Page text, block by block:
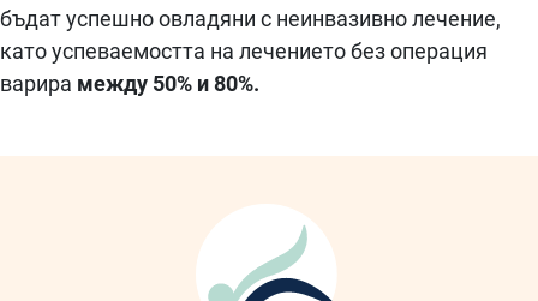
бъдат успешно овладяни с неинвазивно лечение,
като успеваемостта на лечението без операция
варира между 50% и 80%.